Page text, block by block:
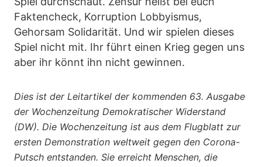
Faktencheck, Korruption Lobbyismus,
Gehorsam Solidarität. Und wir spielen dieses
Spiel nicht mit. Ihr führt einen Krieg gegen uns
aber ihr könnt ihn nicht gewinnen.
Dies ist der Leitartikel der kommenden 63. Ausgabe
der Wochenzeitung Demokratischer Widerstand
(DW). Die Wochenzeitung ist aus dem Flugblatt zur
ersten Demonstration weltweit gegen den Corona-
Putsch entstanden. Sie erreicht Menschen, die